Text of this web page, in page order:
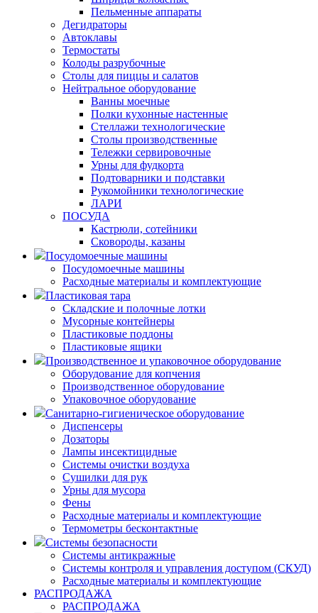
Пельменные аппараты
Дегидраторы
Автоклавы
Термостаты
Колоды разрубочные
Столы для пиццы и салатов
Нейтральное оборудование
Ванны моечные
Полки кухонные настенные
Стеллажи технологические
Столы производственные
Тележки сервировочные
Урны для фудкорта
Подтоварники и подставки
Рукомойники технологические
ЛАРИ
ПОСУДА
Кастрюли, сотейники
Сковороды, казаны
Посудомоечные машины
Посудомоечные машины
Расходные материалы и комплектующие
Пластиковая тара
Складские и полочные лотки
Мусорные контейнеры
Пластиковые поддоны
Пластиковые ящики
Производственное и упаковочное оборудование
Оборудование для копчения
Производственное оборудование
Упаковочное оборудование
Санитарно-гигиеническое оборудование
Диспенсеры
Дозаторы
Лампы инсектицидные
Системы очистки воздуха
Сушилки для рук
Урны для мусора
Фены
Расходные материалы и комплектующие
Термометры бесконтактные
Системы безопасности
Системы антикражные
Системы контроля и управления доступом (СКУД)
Расходные материалы и комплектующие
РАСПРОДАЖА
РАСПРОДАЖА